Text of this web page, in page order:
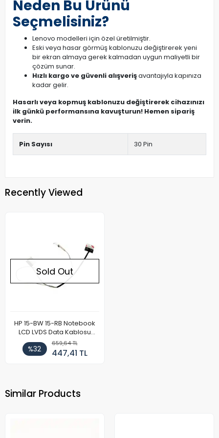
Neden Bu Ürünü
Seçmelisiniz?
Lenovo modelleri için özel üretilmiştir.
Eski veya hasar görmüş kablonuzu değiştirerek yeni
bir ekran almaya gerek kalmadan uygun maliyetli bir
çözüm sunar.
Hızlı kargo ve güvenli alışverişavantajıyla kapınıza
kadar gelir.
Hasarlı veya kopmuş kablonuzu değiştirerek cihazınızı
ilk günkü performansına kavuşturun! Hemen sipariş
verin.
Pin Sayısı 30 Pin
Recently Viewed
Sold Out
HP 15-BW 15-RB Notebook
LCD LVDS Data Kablosu
(30Pin)
%32
659,64 TL
447,41 TL
Similar Products